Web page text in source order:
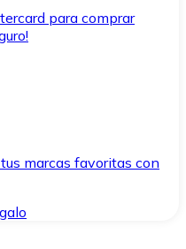
para comprar
marcas favoritas con